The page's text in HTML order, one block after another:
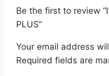
Be the first to review
PLUS”
Your email address
Required fields are